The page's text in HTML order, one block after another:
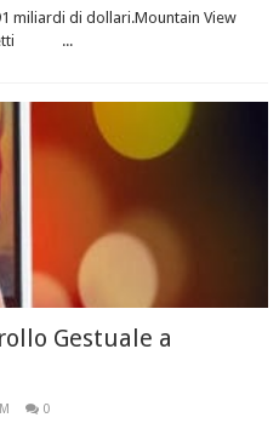
miliardi di dollari.Mountain View
...
Gestuale a
0